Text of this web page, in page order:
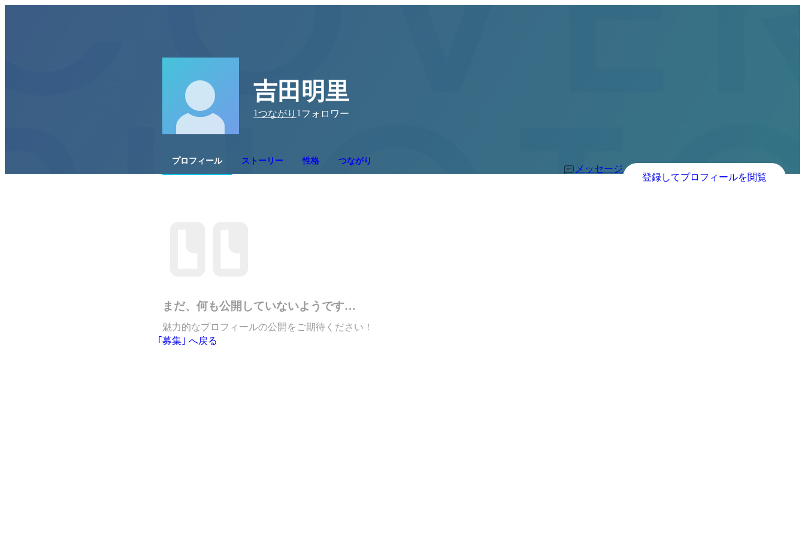
吉田明里
1つながり 1 フォロワー
プロフィール ストーリー 性格 つながり
メッセージ
登録してプロフィールを閲覧
まだ、何も公開していないようです…
魅力的なプロフィールの公開をご期待ください！
｢募集｣ へ戻る